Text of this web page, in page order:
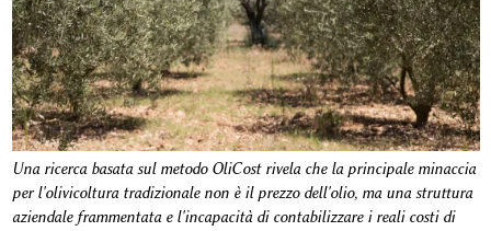
Una ricerca basata sul metodo OliCost rivela che la principale minaccia
per l'olivicoltura tradizionale non è il prezzo dell'olio, ma una struttura
aziendale frammentata e l'incapacità di contabilizzare i reali costi di